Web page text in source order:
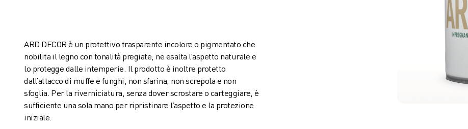
ARD DECOR è un protettivo trasparente incolore o pigmentato che
nobilita il legno con tonalità pregiate, ne esalta l’aspetto naturale e
lo protegge dalle intemperie. Il prodotto è inoltre protetto
dall’attacco di muffe e funghi, non sfarina, non screpola e non
sfoglia. Per la riverniciatura, senza dover scrostare o carteggiare, è
sufficiente una sola mano per ripristinare l’aspetto e la protezione
iniziale.